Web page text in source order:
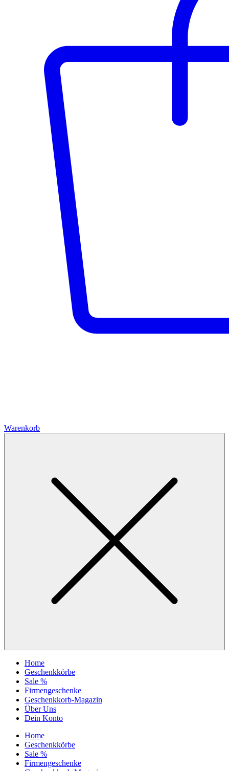
Warenkorb
Home
Geschenkkörbe
Sale %
Firmengeschenke
Geschenkkorb-Magazin
Über Uns
Dein Konto
Home
Geschenkkörbe
Sale %
Firmengeschenke